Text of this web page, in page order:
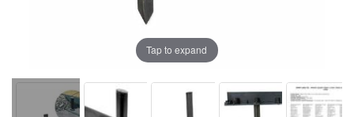
Tap to expand